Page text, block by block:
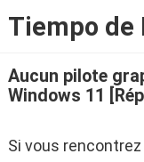
Tiempo de
Aucun pilote
Windows 11
Si vous rencontrez